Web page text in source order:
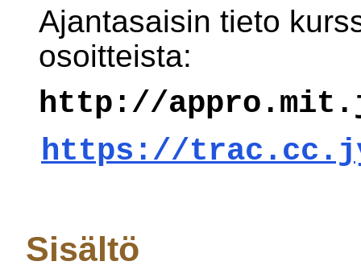
Ajantasaisin tieto
osoitteista:
http://
https://
Sisältö